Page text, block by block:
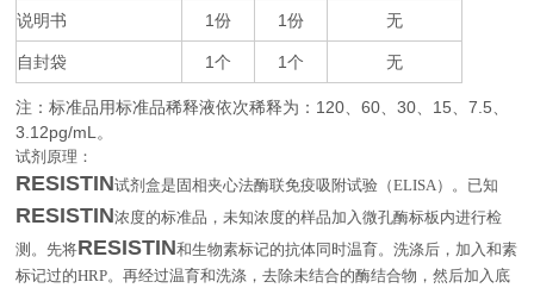
说明书 1份 1份 无
自封袋 1个 1个 无
注：标准品用标准品稀释液依次稀释为： 120、60、30、 15、7.5、
3.12pg/mL 。
试剂原理：
RESISTIN试剂盒是固相夹心法酶联免疫吸附试验（ELISA）。已知
RESISTIN浓度的标准品，未知浓度的样品加入微孔酶标板内进行检
测。先将RESISTIN和生物素标记的抗体同时温育。洗涤后，加入和素
标记过的HRP。再经过温育和洗涤，去除未结合的酶结合物，然后加入底